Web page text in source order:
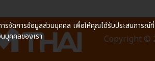
Copyright ©
รจัดการข้อมูลส่วนบุคคล เพื่อให้คุณได้รับประสบการ
บุคคลของเรา